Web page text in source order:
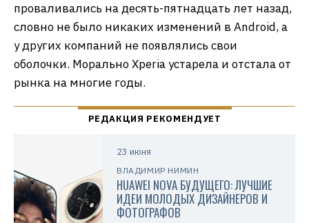
проваливались на десять-пятнадцать лет назад,
словно не было никаких изменений в Android, а
у других компаний не появлялись свои
оболочки. Морально Xperia устарела и отстала от
рынка на многие годы.
23 июня
ВЛАДИМИР НИМИН
HUAWEI NOVA БУДУЩЕГО: ЛУЧШИЕ
ИДЕИ МОЛОДЫХ ДИЗАЙНЕРОВ И
ФОТОГРАФОВ